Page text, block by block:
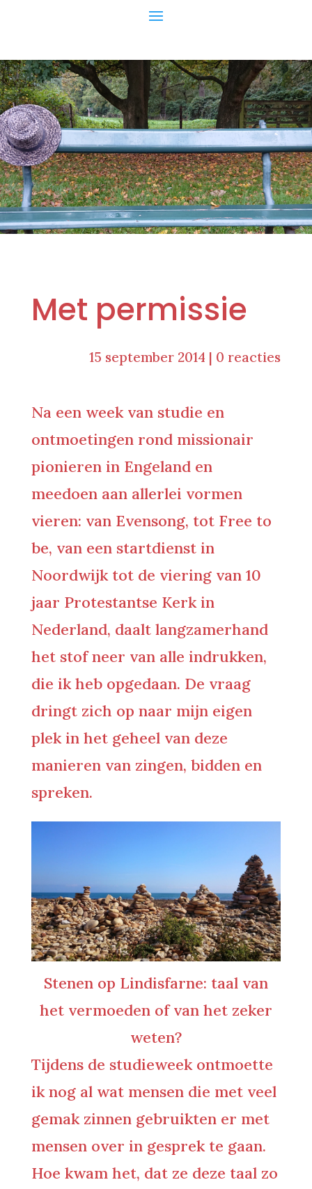
Met permissie
15 september 2014 | 0 reacties
Na een week van studie en
ontmoetingen rond missionair
pionieren in Engeland en
meedoen aan allerlei vormen
vieren: van Evensong, tot Free to
be, van een startdienst in
Noordwijk tot de viering van 10
jaar Protestantse Kerk in
Nederland, daalt langzamerhand
het stof neer van alle indrukken,
die ik heb opgedaan. De vraag
dringt zich op naar mijn eigen
plek in het geheel van deze
manieren van zingen, bidden en
spreken.
Stenen op Lindisfarne: taal van
het vermoeden of van het zeker
weten?
Tijdens de studieweek ontmoette
ik nog al wat mensen die met veel
gemak zinnen gebruikten er met
mensen over in gesprek te gaan.
Hoe kwam het, dat ze deze taal zo